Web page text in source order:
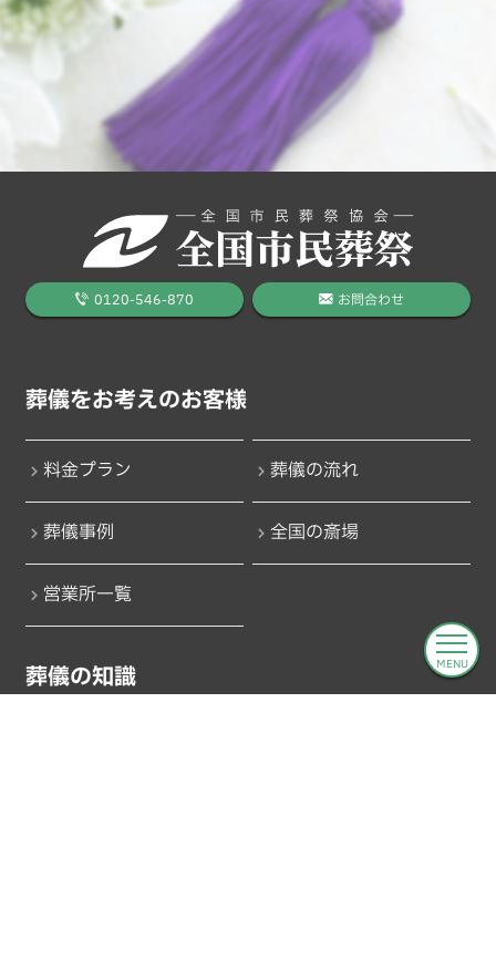
MENU
0120-546-870 お問合わせ
葬儀をお考えのお客様
料金プラン 葬儀の流れ
葬儀事例 全国の斎場
営業所一覧
葬儀の知識